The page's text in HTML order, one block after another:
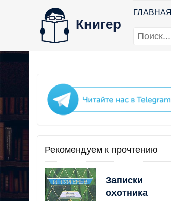
Книгер
ГЛАВНАЯ
Рекомендуем к прочтению
Записки
охотника